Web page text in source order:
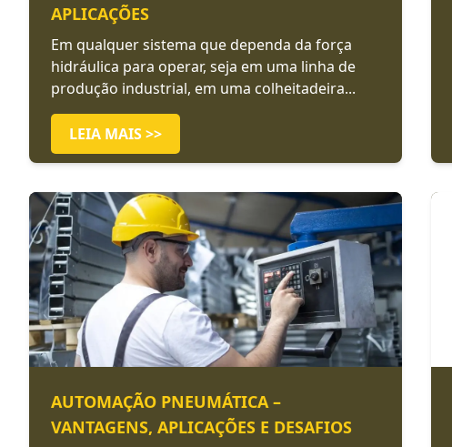
APLICAÇÕES
Em qualquer sistema que dependa da força
hidráulica para operar, seja em uma linha de
produção industrial, em uma colheitadeira...
LEIA MAIS >>
AUTOMAÇÃO PNEUMÁTICA –
VANTAGENS, APLICAÇÕES E DESAFIOS